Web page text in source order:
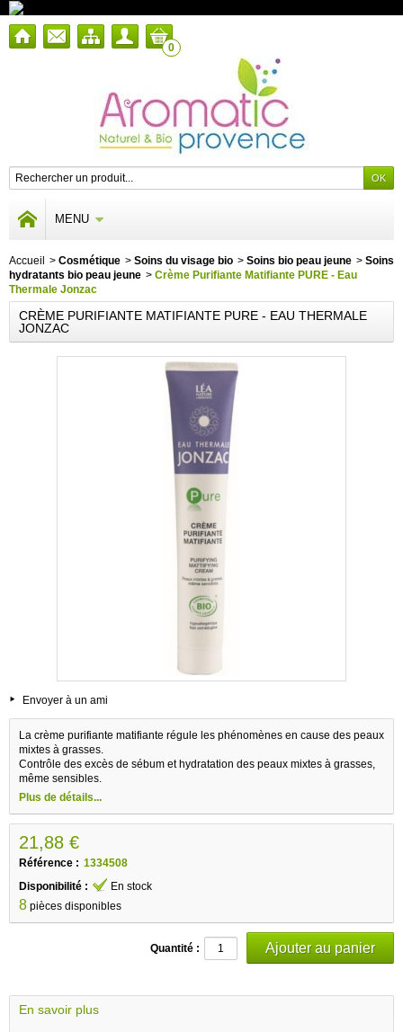
0
MENU
Accueil > Cosmétique > Soins du visage bio > Soins bio peau jeune > Soins
hydratants bio peau jeune > Crème Purifiante Matifiante PURE - Eau
Thermale Jonzac
CRÈME PURIFIANTE MATIFIANTE PURE - EAU THERMALE
JONZAC
Envoyer à un ami
La crème purifiante matifiante régule les phénomènes en cause des peaux
mixtes à grasses.
Contrôle des excès de sébum et hydratation des peaux mixtes à grasses,
même sensibles.
Plus de détails...
21,88 €
Référence : 1334508
Disponibilité :
En stock
8 pièces disponibles
Quantité :
En savoir plus